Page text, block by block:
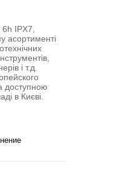
IPX7,
асортименті
і т.д.
доступною
в Києві.